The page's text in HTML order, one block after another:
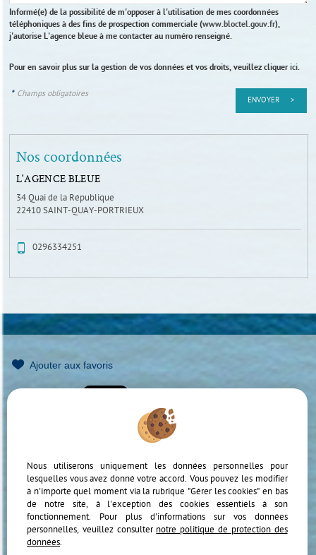
Informé(e) de la possibilité de m'opposer à l'utilisation de mes coordonnées
téléphoniques à des fins de prospection commerciale (www.bloctel.gouv.fr),
j'autorise L'agence bleue à me contacter au numéro renseigné.
Pour en savoir plus sur la gestion de vos données et vos droits, veuillez cliquerici.
* Champs obligatoires
Nos coordonnées
L'AGENCE BLEUE
34 Quai de la République
22410SAINT-QUAY-PORTRIEUX
0296334251
Ajouter aux favoris
Politique de protection des données
Accès Propriétaire
Nous utiliserons uniquement les données personnelles pour
lesquelles vous avez donné votre accord. Vous pouvez les modifier
à n'importe quel moment via la rubrique "Gérer les cookies" en bas
de notre site, à l'exception des cookies essentiels à son
fonctionnement. Pour plus d'informations sur vos données
personnelles, veuillez consulter notre politique de protection des
données.